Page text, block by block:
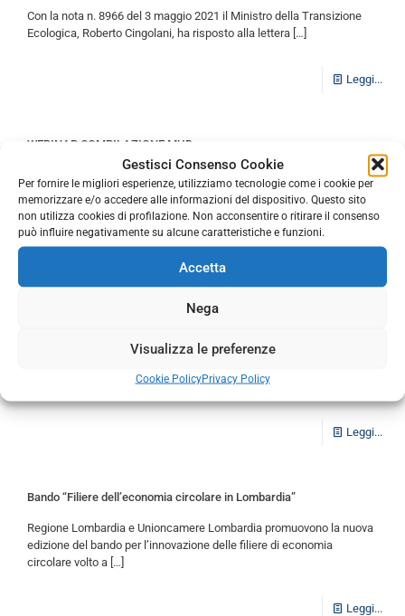
Gestisci Consenso Cookie
Per fornire le migliori esperienze, utilizziamo tecnologie come i cookie per
memorizzare e/o accedere alle informazioni del dispositivo. Questo sito
non utilizza cookies di profilazione. Non acconsentire o ritirare il consenso
può influire negativamente su alcune caratteristiche e funzioni.
Accetta
Nega
Visualizza le preferenze
Cookie PolicyPrivacy Policy
Con la nota n. 8966 del 3 maggio 2021 il Ministro della Transizione
Ecologica, Roberto Cingolani, ha risposto alla lettera […]
Leggi...
WEBINAR COMPILAZIONE MUD
Informiamo che unioncamere lombardia ha organizzato per il
prossimo 24 maggio un webinar gratuito sulla compilazione del
Modello Unico di
[…]
Conai ha ricordato che nella “Guida Conai[…]
Leggi...
Bando “Filiere dell’economia circolare in Lombardia”
Regione Lombardia e Unioncamere Lombardia promuovono la nuova
edizione del bando per l’innovazione delle filiere di economia
circolare volto a […]
Leggi...